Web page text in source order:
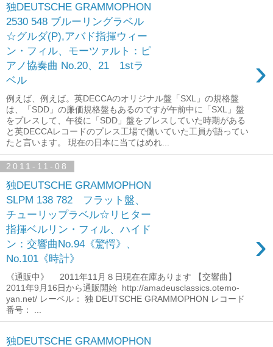
独DEUTSCHE GRAMMOPHON
2530 548 ブルーリングラベル
☆グルダ(P),アバド指揮ウィー
ン・フィル、モーツァルト：ピ
アノ協奏曲 No.20、21 1stラ
ベル
›
例えば、例えば。英DECCAのオリジナル盤「SXL」の規格盤
は、「SDD」の廉価規格盤もあるのですが午前中に「SXL」盤
をプレスして、午後に「SDD」盤をプレスしていた時期がある
と英DECCAレコードのプレス工場で働いていた工員が語ってい
たと言います。 現在の日本に当てはめれ...
2011-11-08
独DEUTSCHE GRAMMOPHON
SLPM 138 782 フラット盤、
チューリップラベル☆リヒター
指揮ベルリン・フィル、ハイド
ン：交響曲No.94《驚愕》、
No.101《時計》
›
《通販中》 2011年11月８日現在在庫あります 【交響曲】
2011年9月16日から通販開始 http://amadeusclassics.otemo-
yan.net/ レーベル： 独 DEUTSCHE GRAMMOPHON レコード
番号： ...
独DEUTSCHE GRAMMOPHON